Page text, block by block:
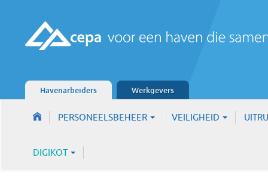
Havenarbeiders Werkgevers
PERSONEELSBEHEER VEILIGHEID
DIGIKOT